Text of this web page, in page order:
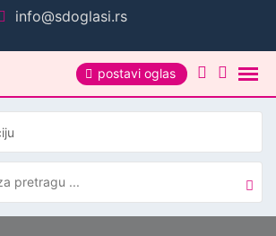
info@sdoglasi.rs
postavi oglas